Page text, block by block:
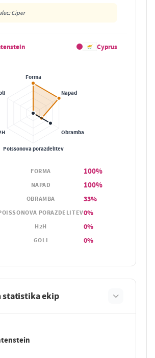
Ciper
Cyprus
FORMA 100%
NAPAD
100%
OBRAMBA
33%
PORAZDELITEV0%
H2H
0%
GOLI 0%
statistika ekip